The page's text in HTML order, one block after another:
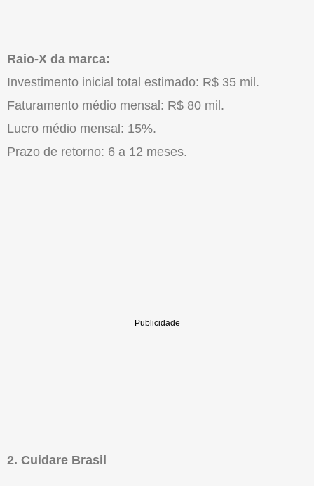
Raio-X da marca:
Investimento inicial total estimado: R$ 35 mil.
Faturamento médio mensal: R$ 80 mil.
Lucro médio mensal: 15%.
Prazo de retorno: 6 a 12 meses.
2. Cuidare Brasil